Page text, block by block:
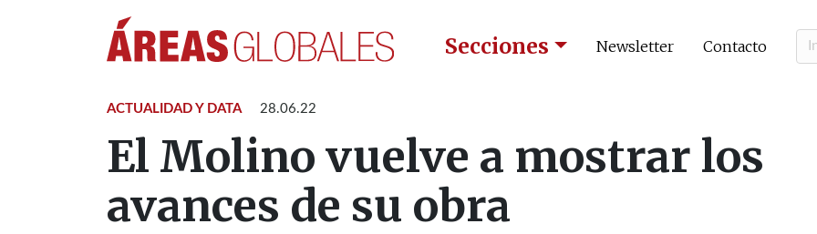
Secciones Newsletter Contacto
ACTUALIDAD Y DATA 28.06.22
El Molino vuelve a mostrar los
avances de su obra